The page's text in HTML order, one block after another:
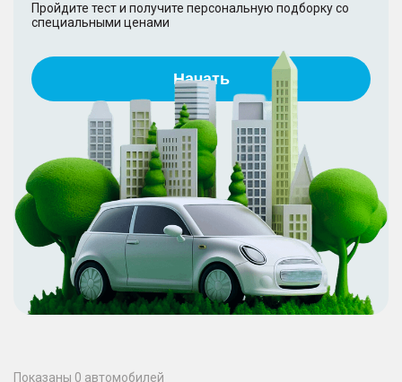
Пройдите тест и получите персональную подборку со
специальными ценами
Начать
Показаны 0 автомобилей